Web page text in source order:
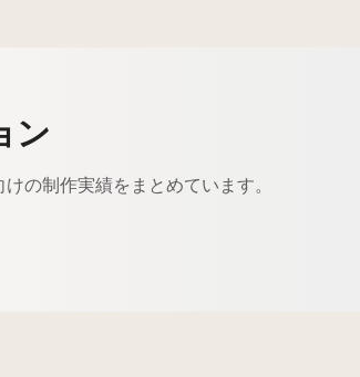
ン
けの制作実績をまとめています。